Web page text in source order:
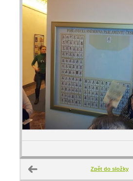
Zpět do složky